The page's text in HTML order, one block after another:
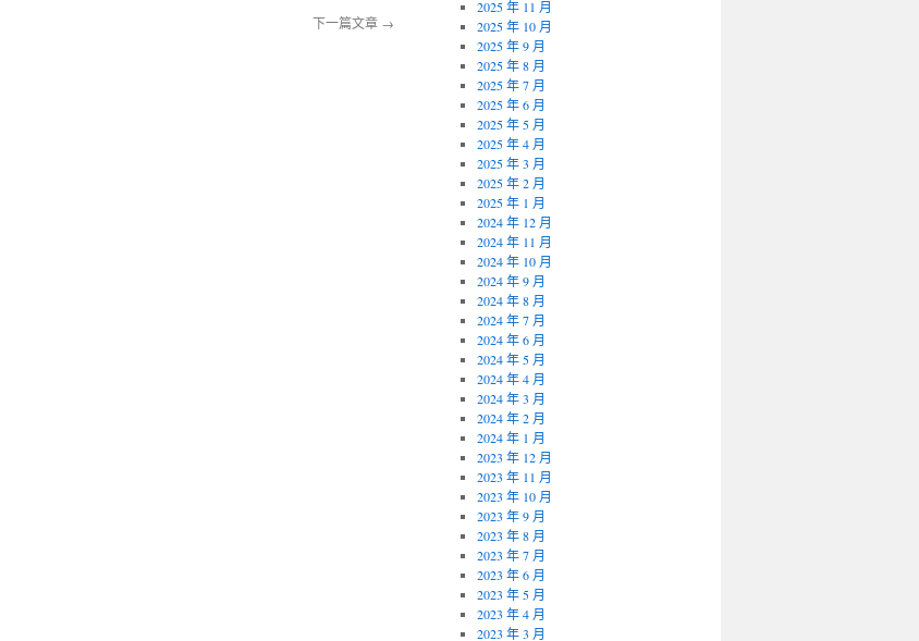
下一篇文章 →
2025 年 11 月
2025 年 10 月
2025 年 9 月
2025 年 8 月
2025 年 7 月
2025 年 6 月
2025 年 5 月
2025 年 4 月
2025 年 3 月
2025 年 2 月
2025 年 1 月
2024 年 12 月
2024 年 11 月
2024 年 10 月
2024 年 9 月
2024 年 8 月
2024 年 7 月
2024 年 6 月
2024 年 5 月
2024 年 4 月
2024 年 3 月
2024 年 2 月
2024 年 1 月
2023 年 12 月
2023 年 11 月
2023 年 10 月
2023 年 9 月
2023 年 8 月
2023 年 7 月
2023 年 6 月
2023 年 5 月
2023 年 4 月
2023 年 3 月